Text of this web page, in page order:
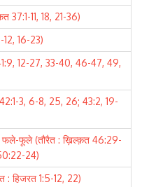
37:1-11, 18, 21-36)
16-23)
12-27, 33-40, 46-47, 49,
3, 6-8, 25, 26; 43:2, 19-
फले-फूले (तौरैत : ख़िल्क़त 46:29-
24)
: हिजरत 1:5-12, 22)